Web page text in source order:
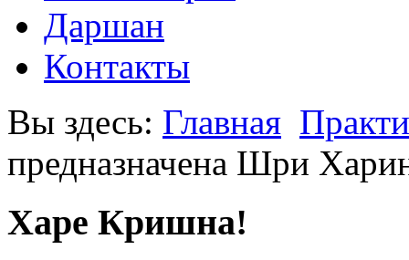
Даршан
Контакты
Вы здесь: Главная
предназначена Шри
Харе Кришна!